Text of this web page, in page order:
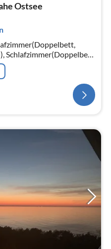
Ostsee
Schlafzimmer(Doppelbett,
Schlafzimmer(Doppelbett,